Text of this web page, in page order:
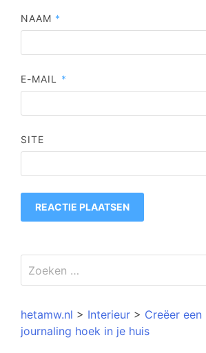
NAAM *
E-MAIL *
SITE
naar:
hetamw.nl > Interieur > Creëer een
journaling hoek in je huis